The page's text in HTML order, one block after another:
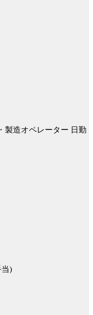
製造オペレーター 日勤
当)